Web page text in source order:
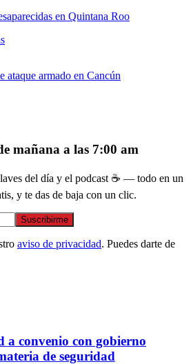
en Quintana Roo
ataque armado en Cancún
mañana a las 7:00 am
del día y el podcast ☕ — todo en un
y te das de baja con un clic.
Suscribirme
aviso de privacidad. Puedes darte de
a convenio con gobierno
de seguridad